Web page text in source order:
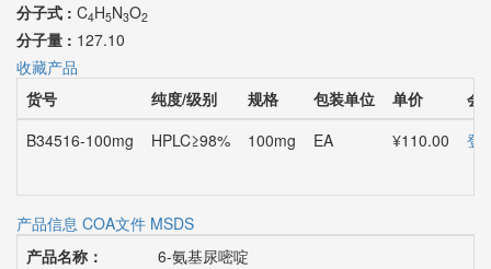
分子式 : C4H5N3O2
分子量 : 127.10
收藏产品
货号
纯度/级别 规格 包装单位 单价
会
B34516-100mg
HPLC≥98% 100mg EA ¥110.00 登
产品信息 COA文件 MSDS
产品名称：
6-氨基尿嘧啶